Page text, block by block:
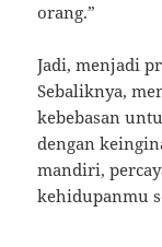
orang.”
Jadi, menjadi
Sebaliknya,
kebebasan
dengan
mandiri,
kehidupanmu